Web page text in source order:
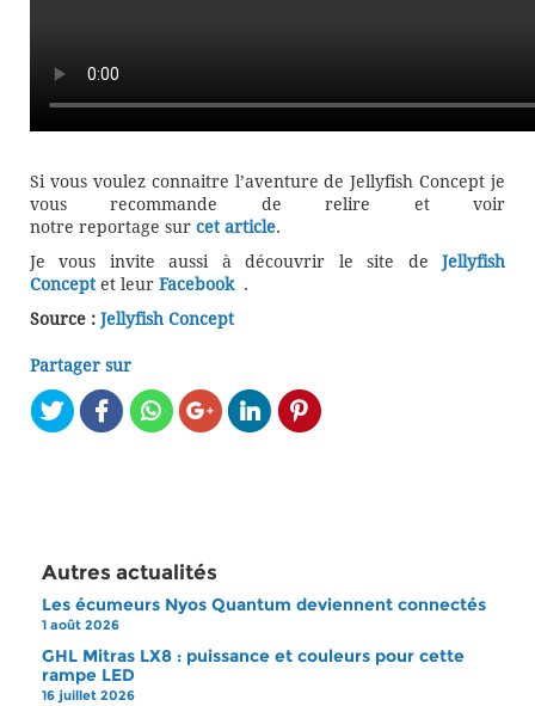
Si vous voulez connaitre l’aventure de Jellyfish Concept je
vous recommande de relire et voir
notre reportage sur cet article.
Je vous invite aussi à découvrir le site de Jellyfish
Conceptet leur Facebook .
Source : Jellyfish Concept
Partager sur
Autres actualités
Les écumeurs Nyos Quantum deviennent connectés
1 août 2026
GHL Mitras LX8 : puissance et couleurs pour cette
rampe LED
16 juillet 2026